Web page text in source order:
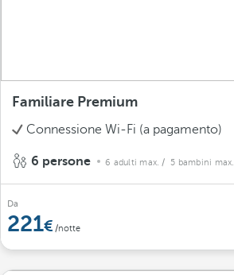
Familiare Premium
Connessione Wi-Fi (a pagamento)
6 persone 6 adulti max. / 5 bambini max.
Da
221 /notte